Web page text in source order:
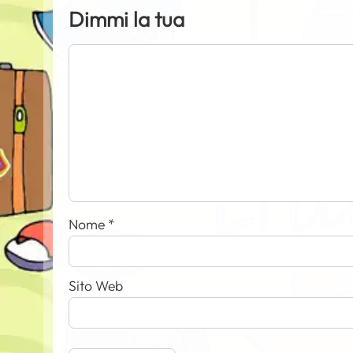
Dimmi la tua
Nome *
Sito Web